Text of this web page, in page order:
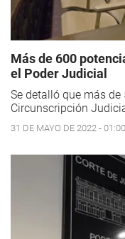
Más de 600
el Poder Judicial
Se detalló que más
Circunscripción
31 DE MAYO DE 2022 - 01:00